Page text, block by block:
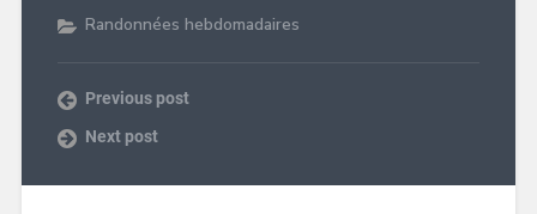
Randonnées hebdomadaires
Previous post
Next post